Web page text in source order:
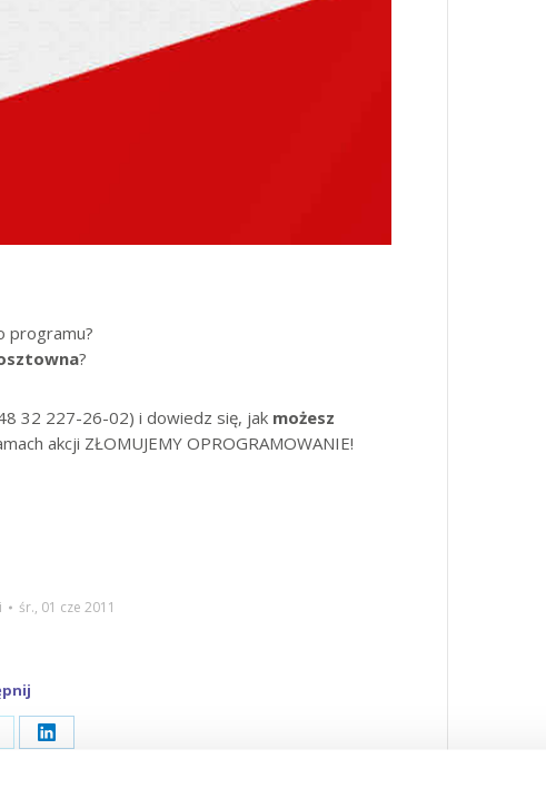
programu?
?
32 227-26-02) i dowiedz się, jak możesz
akcji ZŁOMUJEMY OPROGRAMOWANIE!
śr., 01 cze 2011
Share